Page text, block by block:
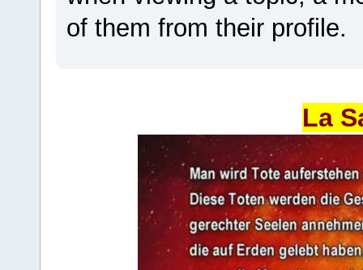
of them from their profile.
La